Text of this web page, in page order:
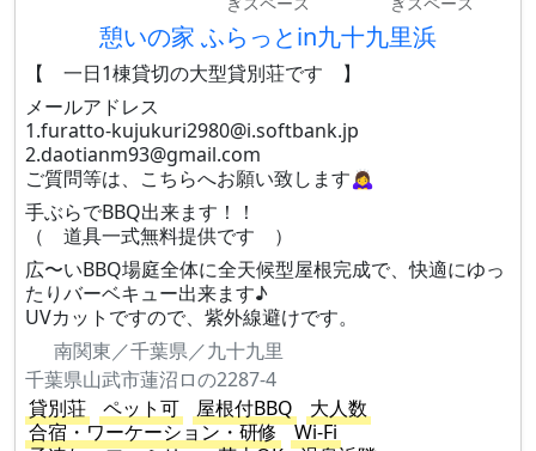
憩いの家 ふらっとin九十九里浜
【 一日1棟貸切の大型貸別荘です 】
メールアドレス
1.furatto-kujukuri2980@i.softbank.jp
2.daotianm93@gmail.com
ご質問等は、こちらへお願い致します🙇‍♀️
手ぶらでBBQ出来ます！！
（ 道具一式無料提供です ）
広〜いBBQ場庭全体に全天候型屋根完成で、快適にゆっ
たりバーベキュー出来ます♪
UVカットですので、紫外線避けです。
南関東／千葉県／九十九里
千葉県山武市蓮沼ロの2287-4
貸別荘
ペット可 屋根付BBQ
大人数
合宿・ワーケーション・研修
Wi-Fi